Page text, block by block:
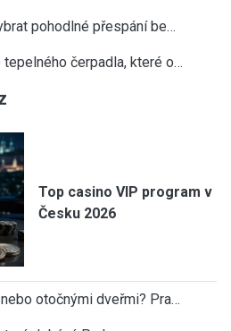
pohodlné přespání be…
čerpadla, které o…
Top casino VIP program v
Česku 2026
otočnými dveřmi? Pra…